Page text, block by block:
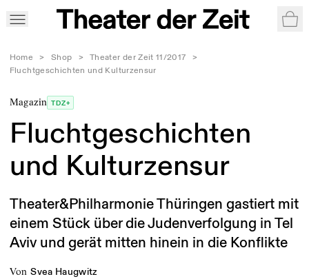
Home > Shop > Theater der Zeit 11/2017
>
Fluchtgeschichten und Kulturzensur
Magazin TDZ+
Fluchtgeschichten
und Kulturzensur
Theater&Philharmonie Thüringen gastiert mit
einem Stück über die Judenverfolgung in Tel
Aviv und gerät mitten hinein in die Konflikte
von Svea Haugwitz